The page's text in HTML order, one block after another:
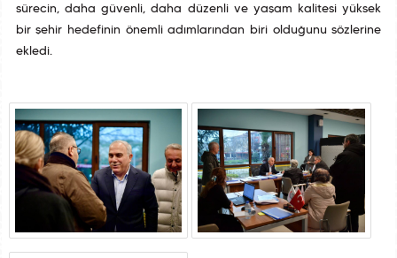
sürecin, daha güvenli, daha düzenli ve yaşam kalitesi yüksek
bir şehir hedefinin önemli adımlarından biri olduğunu sözlerine
ekledi.